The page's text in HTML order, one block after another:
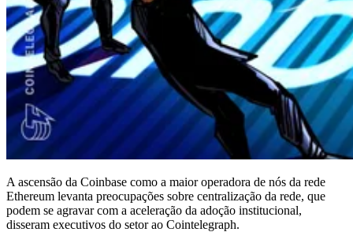
A ascensão da Coinbase como a maior operadora de nós da rede
Ethereum levanta preocupações sobre centralização da rede, que
podem se agravar com a aceleração da adoção institucional,
disseram executivos do setor ao Cointelegraph.